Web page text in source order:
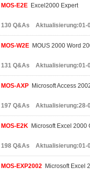
MOS-E2E Excel2000 Expert
130 Q&As Aktualisierung:01-
MOS-W2E MOUS 2000 Word
131 Q&As Aktualisierung:01-
MOS-AXP Microsoft Access
197 Q&As Aktualisierung:28-
MOS-E2K Microsoft Excel 2000
198 Q&As Aktualisierung:01-
MOS-EXP2002 Microsoft Excel